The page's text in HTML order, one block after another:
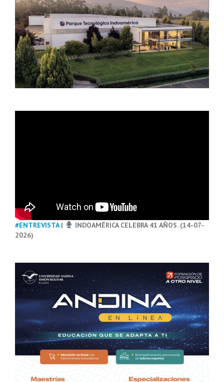
#ENTREVISTA|
INDOAMÉRICA CELEBRA 41 AÑOS. (14-07-
2026)